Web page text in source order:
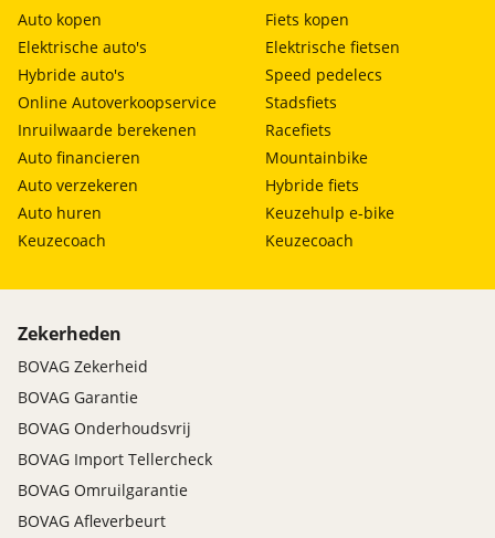
Auto kopen
Elektrische auto's
Hybride auto's
Online Autoverkoopservice
Inruilwaarde berekenen
Auto financieren
Auto verzekeren
Auto huren
Keuzecoach
Fiets kopen
Elektrische fietsen
Speed pedelecs
Stadsfiets
Racefiets
Mountainbike
Hybride fiets
Keuzehulp e-bike
Keuzecoach
Zekerheden
BOVAG Zekerheid
BOVAG Garantie
BOVAG Onderhoudsvrij
BOVAG Import Tellercheck
BOVAG Omruilgarantie
BOVAG Afleverbeurt